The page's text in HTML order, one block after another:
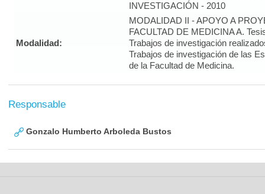
INVESTIGACIÓN - 2010
Modalidad:
MODALIDAD II - APOYO A
FACULTAD DE MEDICINA A.
Trabajos de investigación
Trabajos de investigación de las
de la Facultad de Medicina.
Responsable
Gonzalo Humberto Arboleda Bustos